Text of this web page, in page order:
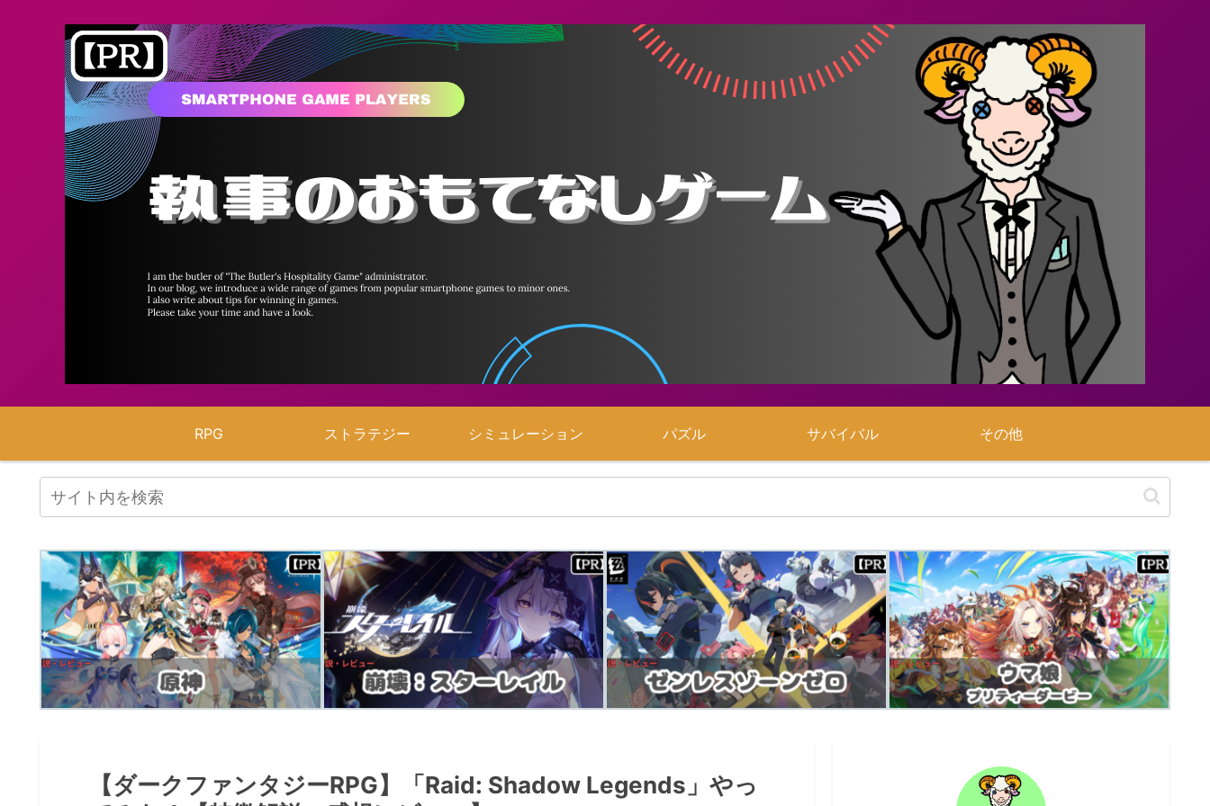
RPG ストラテジー シミュレーション パズル サバイバル その他
【ダークファンタジーRPG】「Raid: Shadow Legends」やっ